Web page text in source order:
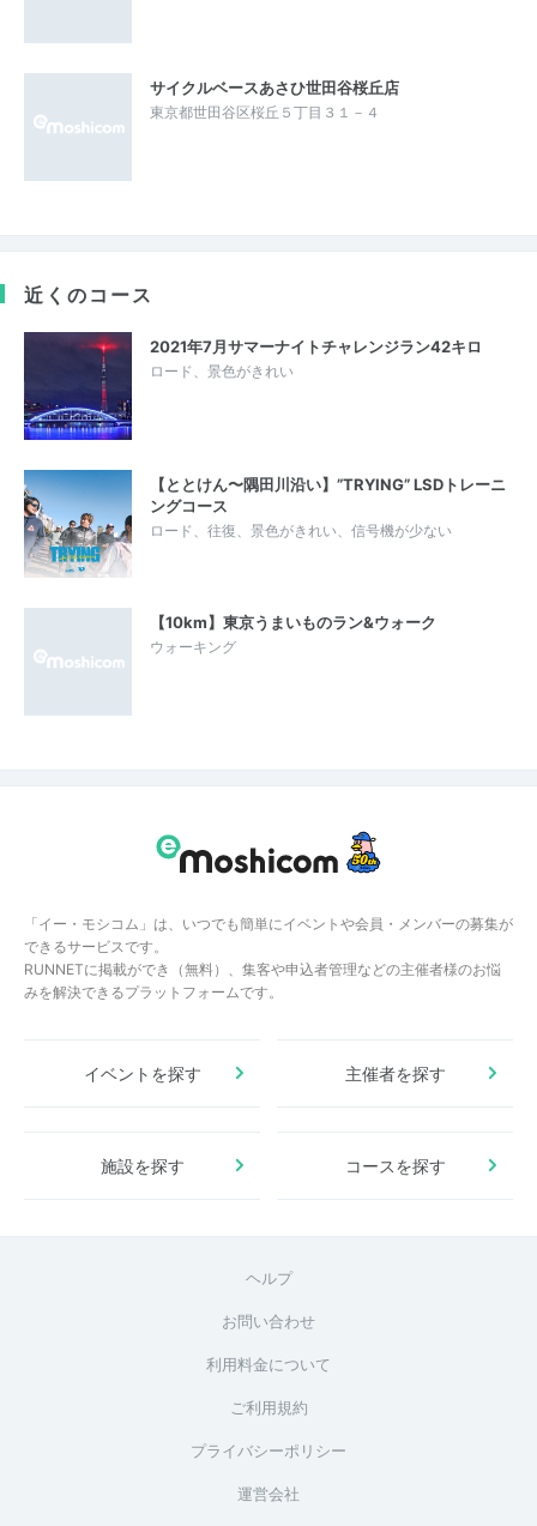
サイクルベースあさひ世田谷桜丘店
東京都世田谷区桜丘５丁目３１－４
近くのコース
2021年7月サマーナイトチャレンジラン42キロ
ロード、景色がきれい
【ととけん〜隅田川沿い】”TRYING” LSDトレーニ
ングコース
ロード、往復、景色がきれい、信号機が少ない
【10km】東京うまいものラン&ウォーク
ウォーキング
「イー・モシコム」は、いつでも簡単にイベントや会員・メンバーの募集が
できるサービスです。
RUNNETに掲載ができ（無料）、集客や申込者管理などの主催者様のお悩
みを解決できるプラットフォームです。
イベントを探す 主催者を探す
施設を探す コースを探す
ヘルプ
お問い合わせ
利用料金について
ご利用規約
プライバシーポリシー
運営会社